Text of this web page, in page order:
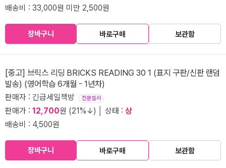
배송비 : 33,000원 미만 2,500원
장바구니 바로구매 보관함
[중고] 브릭스 리딩 BRICKS READING 30 1 (표지 구판/신판 랜덤
발송) (영어학습 6개월 - 1년차)
판매자 : 긴급세일책방 전문셀러
판매가 : 12,700원 (21%↓) │ 상태 : 상
배송비 : 4,500원
장바구니 바로구매 보관함